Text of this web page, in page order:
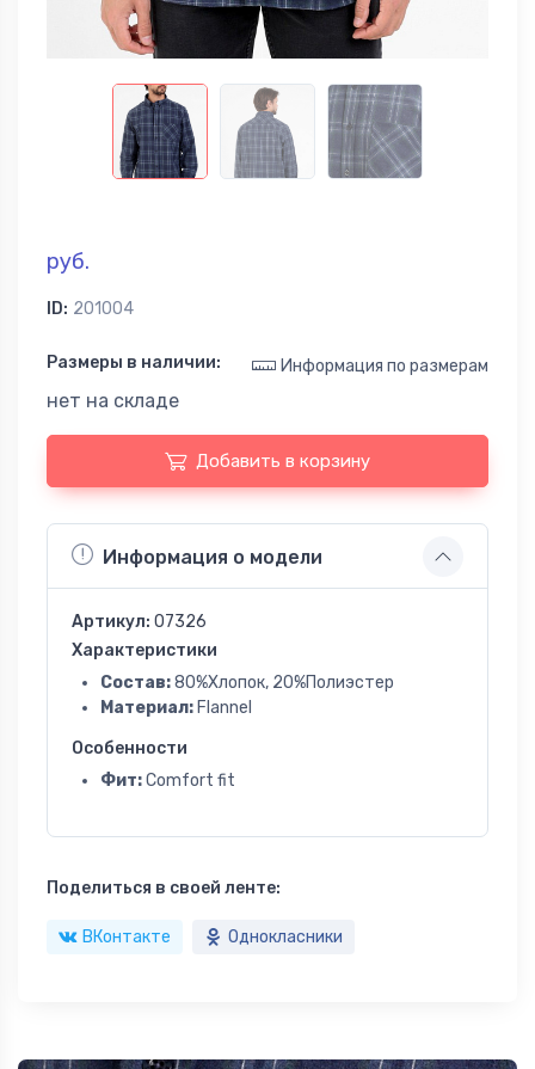
руб.
ID: 201004
Размеры в наличии: Информация по размерам
нет на складе
Добавить в корзину
Информация о модели
Артикул: 07326
Характеристики
Состав:80%Хлопок, 20%Полиэстер
Материал: Flannel
Особенности
Фит:Comfort fit
Поделиться в своей ленте:
ВКонтакте Однокласники